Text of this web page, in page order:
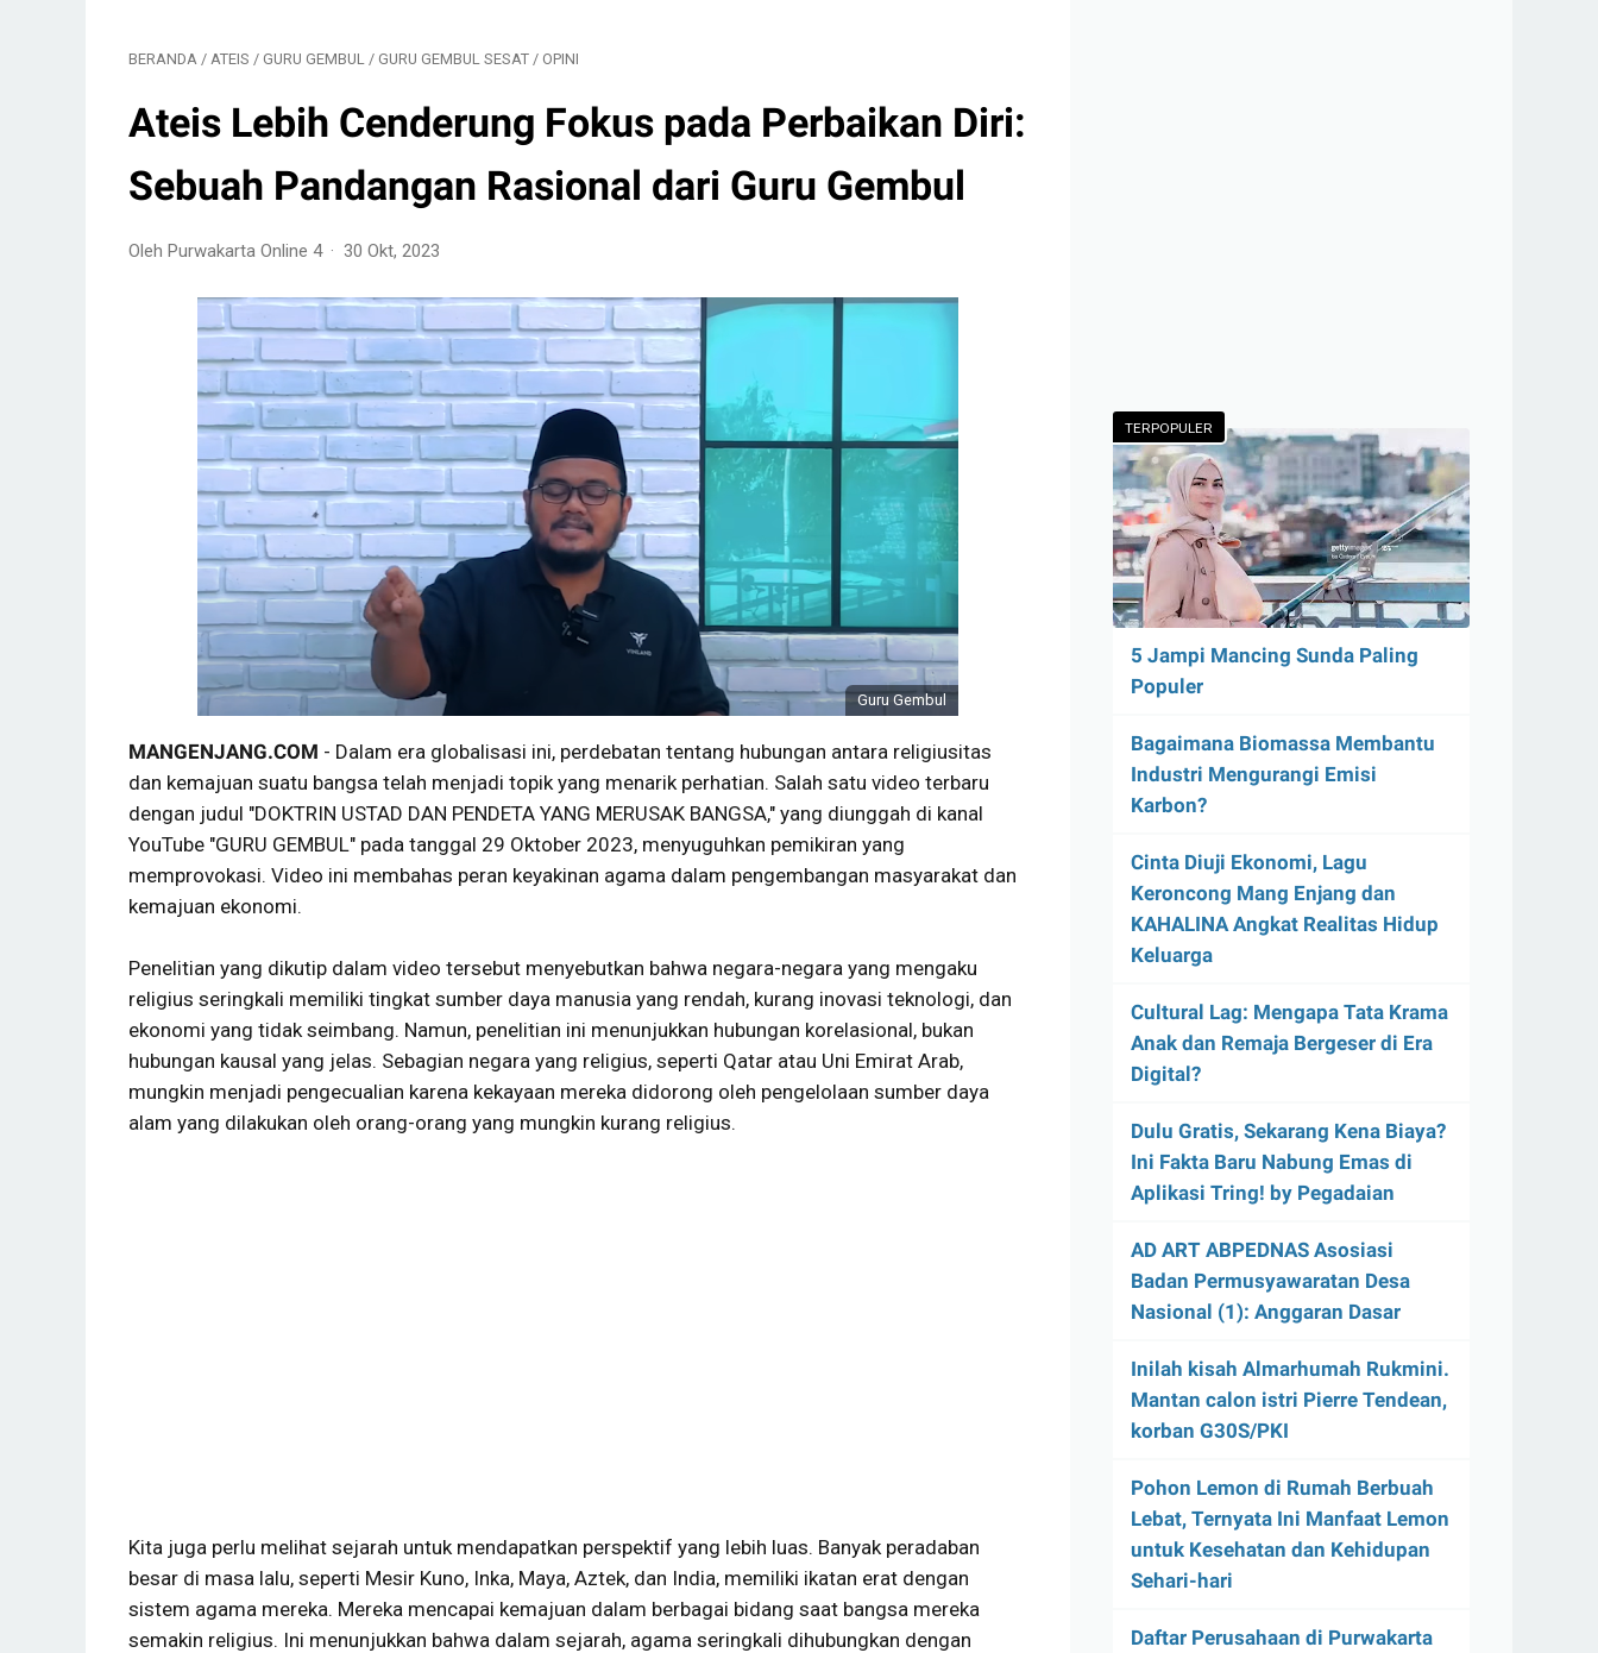
BERANDA / ATEIS / GURU GEMBUL / GURU GEMBUL SESAT / OPINI
Ateis Lebih Cenderung Fokus pada Perbaikan Diri:
Sebuah Pandangan Rasional dari Guru Gembul
Oleh Purwakarta Online 4 30 Okt, 2023
Guru Gembul
MANGENJANG.COM - Dalam era globalisasi ini, perdebatan tentang hubungan antara religiusitas
dan kemajuan suatu bangsa telah menjadi topik yang menarik perhatian. Salah satu video terbaru
dengan judul "DOKTRIN USTAD DAN PENDETA YANG MERUSAK BANGSA," yang diunggah di kanal
YouTube "GURU GEMBUL" pada tanggal 29 Oktober 2023, menyuguhkan pemikiran yang
memprovokasi. Video ini membahas peran keyakinan agama dalam pengembangan masyarakat dan
kemajuan ekonomi.
Penelitian yang dikutip dalam video tersebut menyebutkan bahwa negara-negara yang mengaku
religius seringkali memiliki tingkat sumber daya manusia yang rendah, kurang inovasi teknologi, dan
ekonomi yang tidak seimbang. Namun, penelitian ini menunjukkan hubungan korelasional, bukan
hubungan kausal yang jelas. Sebagian negara yang religius, seperti Qatar atau Uni Emirat Arab,
mungkin menjadi pengecualian karena kekayaan mereka didorong oleh pengelolaan sumber daya
alam yang dilakukan oleh orang-orang yang mungkin kurang religius.
Kita juga perlu melihat sejarah untuk mendapatkan perspektif yang lebih luas. Banyak peradaban
besar di masa lalu, seperti Mesir Kuno, Inka, Maya, Aztek, dan India, memiliki ikatan erat dengan
sistem agama mereka. Mereka mencapai kemajuan dalam berbagai bidang saat bangsa mereka
semakin religius. Ini menunjukkan bahwa dalam sejarah, agama seringkali dihubungkan dengan
TERPOPULER
5 Jampi Mancing Sunda Paling
Populer
Bagaimana Biomassa Membantu
Industri Mengurangi Emisi
Karbon?
Cinta Diuji Ekonomi, Lagu
Keroncong Mang Enjang dan
KAHALINA Angkat Realitas Hidup
Keluarga
Cultural Lag: Mengapa Tata Krama
Anak dan Remaja Bergeser di Era
Digital?
Dulu Gratis, Sekarang Kena Biaya?
Ini Fakta Baru Nabung Emas di
Aplikasi Tring! by Pegadaian
AD ART ABPEDNAS Asosiasi
Badan Permusyawaratan Desa
Nasional (1): Anggaran Dasar
Inilah kisah Almarhumah Rukmini.
Mantan calon istri Pierre Tendean,
korban G30S/PKI
Pohon Lemon di Rumah Berbuah
Lebat, Ternyata Ini Manfaat Lemon
untuk Kesehatan dan Kehidupan
Sehari-hari
Daftar Perusahaan di Purwakarta